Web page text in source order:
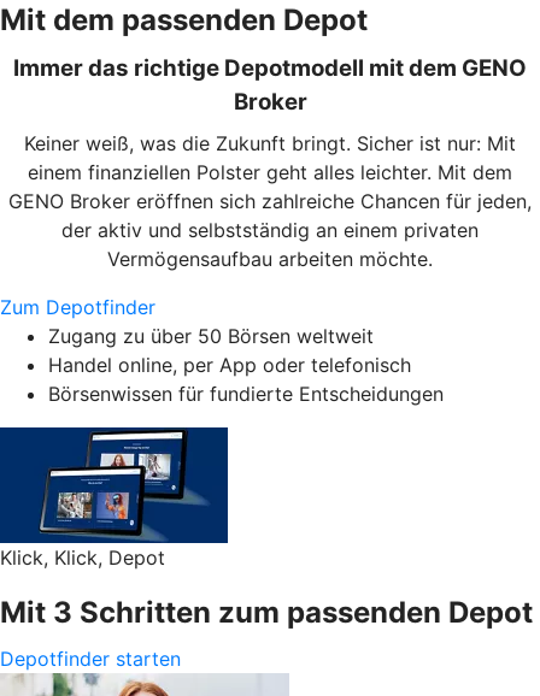
Mit dem passenden Depot
Immer das richtige Depotmodell mit dem GENO
Broker
Keiner weiß, was die Zukunft bringt. Sicher ist nur: Mit
einem finanziellen Polster geht alles leichter. Mit dem
GENO Broker eröffnen sich zahlreiche Chancen für jeden,
der aktiv und selbstständig an einem privaten
Vermögensaufbau arbeiten möchte.
Zum Depotfinder
Zugang zu über 50 Börsen weltweit
Handel online, per App oder telefonisch
Börsenwissen für fundierte Entscheidungen
Klick, Klick, Depot
Mit 3 Schritten zum passenden Depot
Depotfinder starten